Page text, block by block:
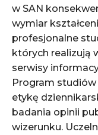
w SAN
wymiar
profesjonalne
których realizują
serwisy
Program
etykę
badania opinii
wizerunku.